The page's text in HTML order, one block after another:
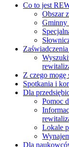
Co to jest
Obszar
Gminny
Z czego mogę
Spotkania i
Dla
Pomoc
Lokale
Dla